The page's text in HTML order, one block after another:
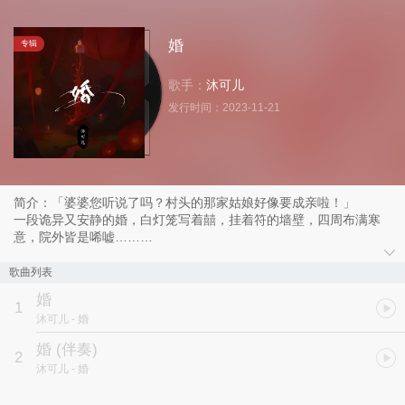
专辑 婚
歌手： 沐可儿
发行时间： 2023-11-21
简介：「婆婆您听说了吗？村头的那家姑娘好像要成亲啦！」
一段诡异又安静的婚，白灯笼写着囍，挂着符的墙壁，四周布满寒
意，院外皆是唏嘘……
沐可儿最新单曲《婚》，欢迎聆听！
歌曲列表
1 婚
沐可儿 - 婚
2 婚 (伴奏)
沐可儿 - 婚